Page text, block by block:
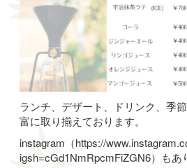
ランチ、デザート、ドリンク、季
富に取り揃えております。
instagram（https://
igsh=cGd1NmRpcmFiZGN6）もあ